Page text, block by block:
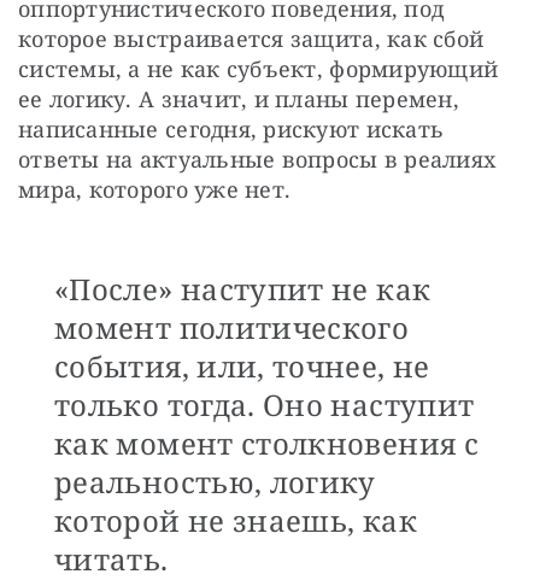
оппортунистического поведения, под
которое выстраивается защита, как сбой
системы, а не как субъект, формирующий
ее логику. А значит, и планы перемен,
написанные сегодня, рискуют искать
ответы на актуальные вопросы в реалиях
мира, которого уже нет.
«После» наступит не как
момент политического
события, или, точнее, не
только тогда. Оно наступит
как момент столкновения с
реальностью, логику
которой не знаешь, как
читать.